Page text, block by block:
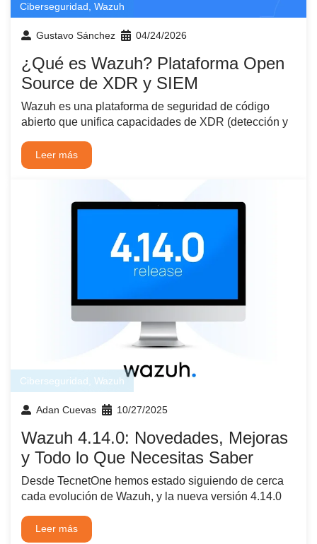
Ciberseguridad, Wazuh
Gustavo Sánchez 04/24/2026
¿Qué es Wazuh? Plataforma Open
Source de XDR y SIEM
Wazuh es una plataforma de seguridad de código
abierto que unifica capacidades de XDR (detección y
Leer más
Ciberseguridad Wazuh
Adan Cuevas 10/27/2025
Wazuh 4.14.0: Novedades, Mejoras
y Todo lo Que Necesitas Saber
Desde TecnetOne hemos estado siguiendo de cerca
cada evolución de Wazuh, y la nueva versión 4.14.0
Leer más